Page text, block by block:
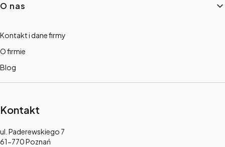
O nas
Kontakt i dane firmy
O firmie
Blog
Kontakt
Adres:
ul. Paderewskiego 7
61-770 Poznań